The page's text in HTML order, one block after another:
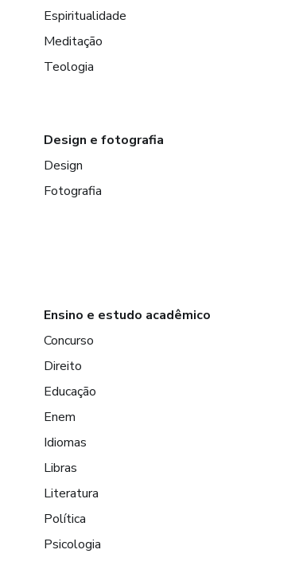
Espiritualidade
Meditação
Teologia
Design e fotografia
Design
Fotografia
Ensino e estudo acadêmico
Concurso
Direito
Educação
Enem
Idiomas
Libras
Literatura
Política
Psicologia